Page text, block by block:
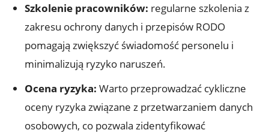
Szkolenie pracowników: regularne szkolenia z
zakresu ochrony danych i przepisów RODO
pomagają zwiększyć świadomość personelu i
minimalizują ryzyko naruszeń.
Ocena ryzyka: Warto przeprowadzać cykliczne
oceny ryzyka związane z przetwarzaniem danych
osobowych, co pozwala zidentyfikować